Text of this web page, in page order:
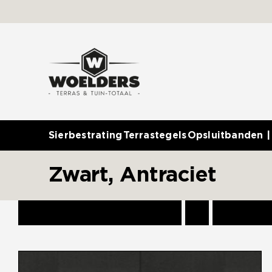
naar
Sierbestrating TerrastegelsOpsluitbanden |
Zwart, Antraciet